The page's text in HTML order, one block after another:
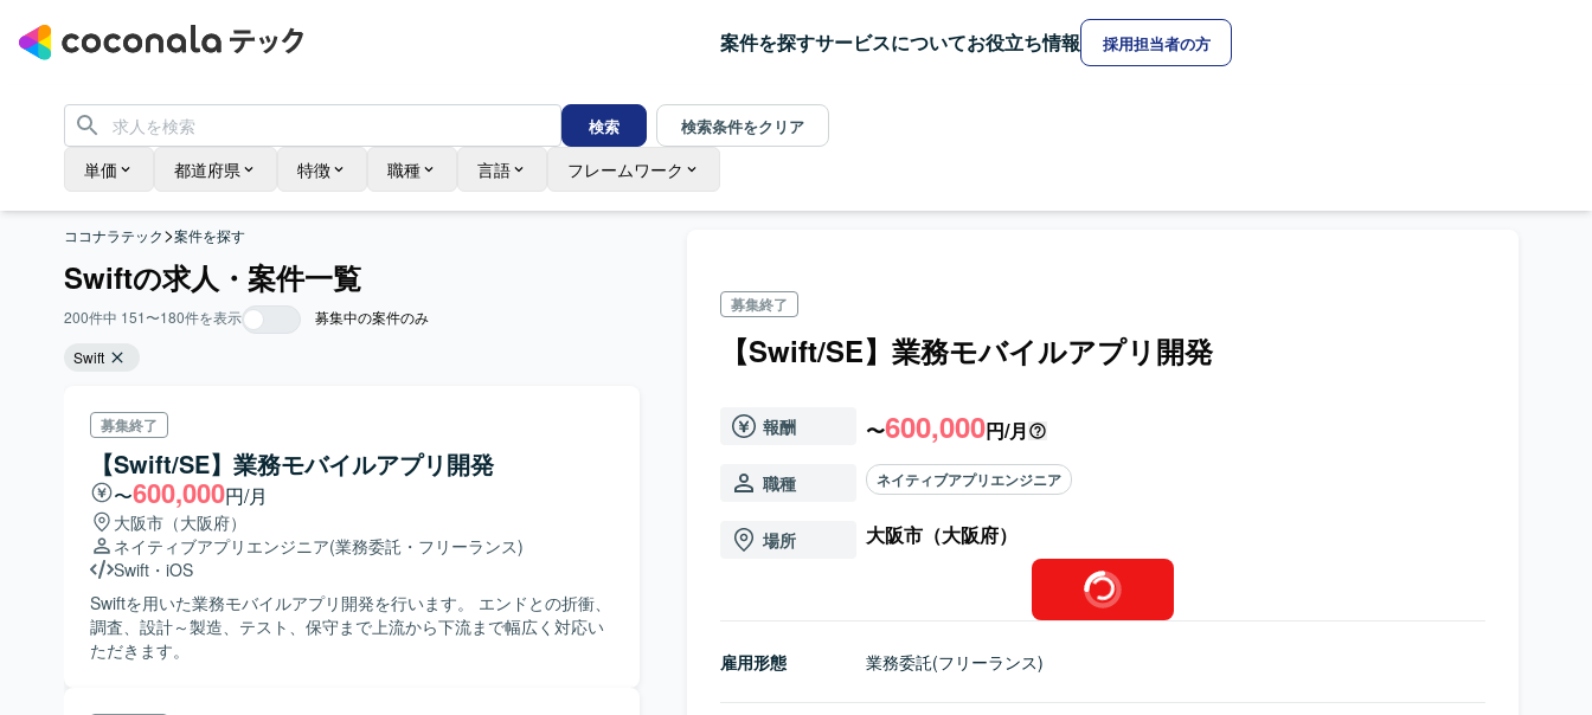
案件を探すサービスについてお役立ち情報 採用担当者の方
検索 検索条件をクリア
単価 都道府県 特徴 職種 言語 フレームワーク
ココナラテック>案件を探す
Swiftの求人・案件一覧
200件中 151〜180件を表示
募集中の案件のみ
Swift
募集終了
【Swift/SE】業務モバイルアプリ開発
〜600,000円/月
大阪市（大阪府）
ネイティブアプリエンジニア(業務委託・フリーランス)
Swift ・ iOS
Swiftを用いた業務モバイルアプリ開発を行います。 エンドとの折衝、
調査、設計～製造、テスト、保守まで上流から下流まで幅広く対応い
ただきます。
募集終了
【Swift/SE】業務モバイルアプリ開発
報酬 〜600,000円/月
職種 ネイティブアプリエンジニア
場所 大阪市（大阪府）
雇用形態 業務委託(フリーランス)